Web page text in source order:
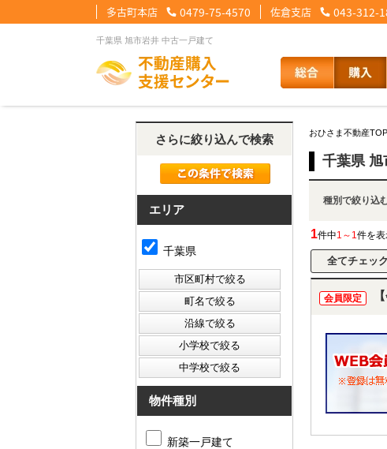
千葉県 旭市岩井 中古一戸建て
多古町本店 0479-75-4570 佐倉支店 043-312-
【住宅ローンメニュー】
住宅ローンに強い理由 住宅ローン裏話【
【会社情報メニュー】
会社概要 スタッフ紹介 スタッフ
その他の事業紹介 健康経営優良法人2025
【お問合せメニュー】
メール問合せ LINE問合せ 来店予
おひさま不動産TOP
千葉県 旭
種別で絞
1件中1～1件を
会員限定
さらに絞り込んで検索
エリア
千葉県
物件種別
新築一戸建て